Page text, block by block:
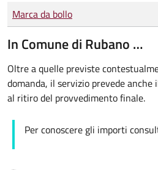
Tipo di pagamento
Importo
Marca da bollo
In Comune di Rubano …
Oltre a quelle previste
domanda, il servizio prevede
al ritiro del provvedimento finale.
Per conoscere gli importi